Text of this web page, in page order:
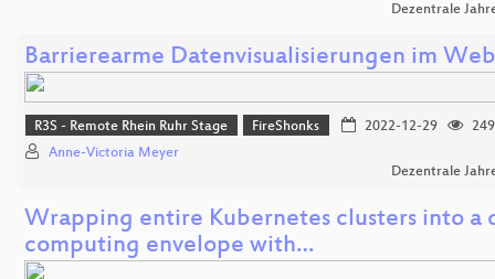
Dezentrale
Barrierearme Datenvisualisierungen im Web
R3S - Remote Rhein Ruhr Stage FireShonks 2022-12-29
249
Anne-Victoria Meyer
Dezentrale
Wrapping entire Kubernetes clusters into a
computing envelope with…